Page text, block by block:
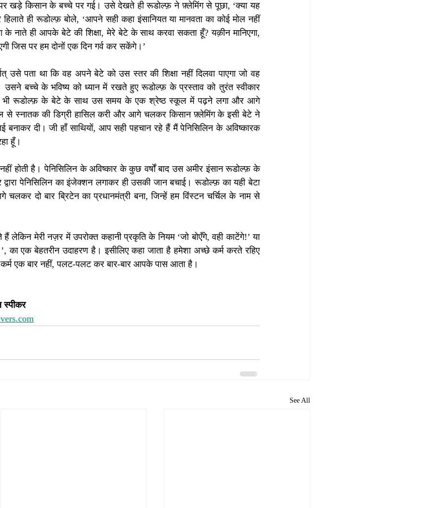
खड़े किसान के बच्चे पर गई। उसे देखते ही रूडोल्फ़ ने फ़्लेमिंग से पूछा, ‘क्या यह
ही रूडोल्फ़ बोले, ‘आपने सही कहा इंसानियत या मानवता का कोई मोल नहीं
के नाते ही आपके बेटे की शिक्षा, मेरे बेटे के साथ करवा सकता हूँ? यक़ीन मानिएगा,
जिस पर हम दोनों एक दिन गर्व कर सकेंगे।’
उसे पता था कि वह अपने बेटे को उस स्तर की शिक्षा नहीं दिलवा पाएगा जो वह
बच्चे के भविष्य को ध्यान में रखते हुए रूडोल्फ़ के प्रस्ताव को तुरंत स्वीकार
भी रूडोल्फ़ के बेटे के साथ उस समय के एक श्रेष्ठ स्कूल में पढ़ने लगा और आगे
स्नातक की डिग्री हासिल करी और आगे चलकर किसान फ़्लेमिंग के इसी बेटे ने
बनाकर दी। जी हाँ साथियों, आप सही पहचान रहे हैं मैं पेनिसिलिन के अविष्कारक
हूँ।
होती है। पेनिसिलिन के अविष्कार के कुछ वर्षों बाद उस अमीर इंसान रूडोल्फ़ के
द्वारा पेनिसिलिन का इंजेक्शन लगाकर ही उसकी जान बचाई। रूडोल्फ़ का यही बेटा
दो बार ब्रिटेन का प्रधानमंत्री बना, जिन्हें हम विंस्टन चर्चिल के नाम से
मेरी नज़र में उपरोक्त कहानी प्रकृति के नियम ‘जो बोएँगे, वही काटेंगे!’ या
का एक बेहतरीन उदाहरण है। इसीलिए कहा जाता है हमेशा अच्छे कर्म करते रहिए
एक बार नहीं, पलट-पलट कर बार-बार आपके पास आता है।
See All